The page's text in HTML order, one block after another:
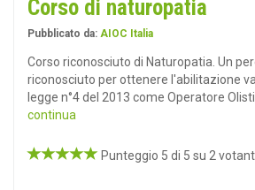
Corso di naturopatia
Pubblicato da: AIOC Italia
Corso riconosciuto di Naturopatia. Un
riconosciuto per ottenere l'abilitazione
legge n°4 del 2013 come Operatore
continua
Punteggio 5 di 5 su 2